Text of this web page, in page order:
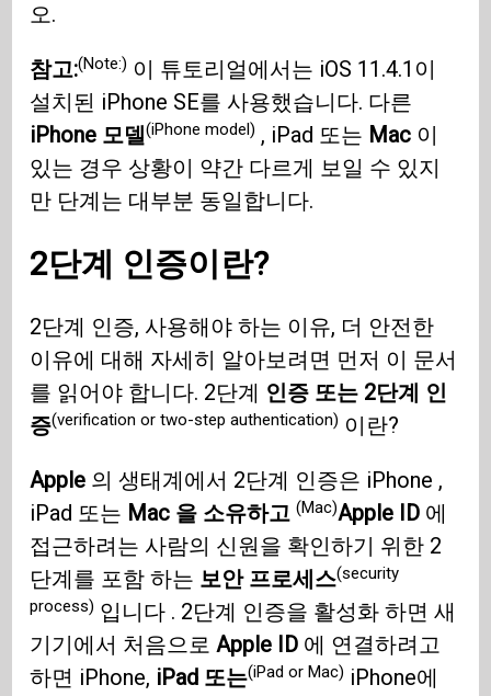
오.
참고:(Note:) 이 튜토리얼에서는 iOS 11.4.1이
설치된 iPhone SE를 사용했습니다. 다른
iPhone 모델(iPhone model) , iPad 또는 Mac 이
있는 경우 상황이 약간 다르게 보일 수 있지
만 단계는 대부분 동일합니다.
2단계 인증이란?
2단계 인증, 사용해야 하는 이유, 더 안전한
이유에 대해 자세히 알아보려면 먼저 이 문서
를 읽어야 합니다. 2단계 인증 또는 2단계 인
증(verification or two-step authentication) 이란?
Apple 의 생태계에서 2단계 인증은 iPhone ,
iPad 또는 Mac 을 소유하고(Mac)Apple ID 에
접근하려는 사람의 신원을 확인하기 위한 2
단계를 포함 하는 보안 프로세스(security
process) 입니다 . 2단계 인증을 활성화 하면 새
기기에서 처음으로Apple ID 에 연결하려고
하면 iPhone, iPad 또는(iPad or Mac) iPhone에